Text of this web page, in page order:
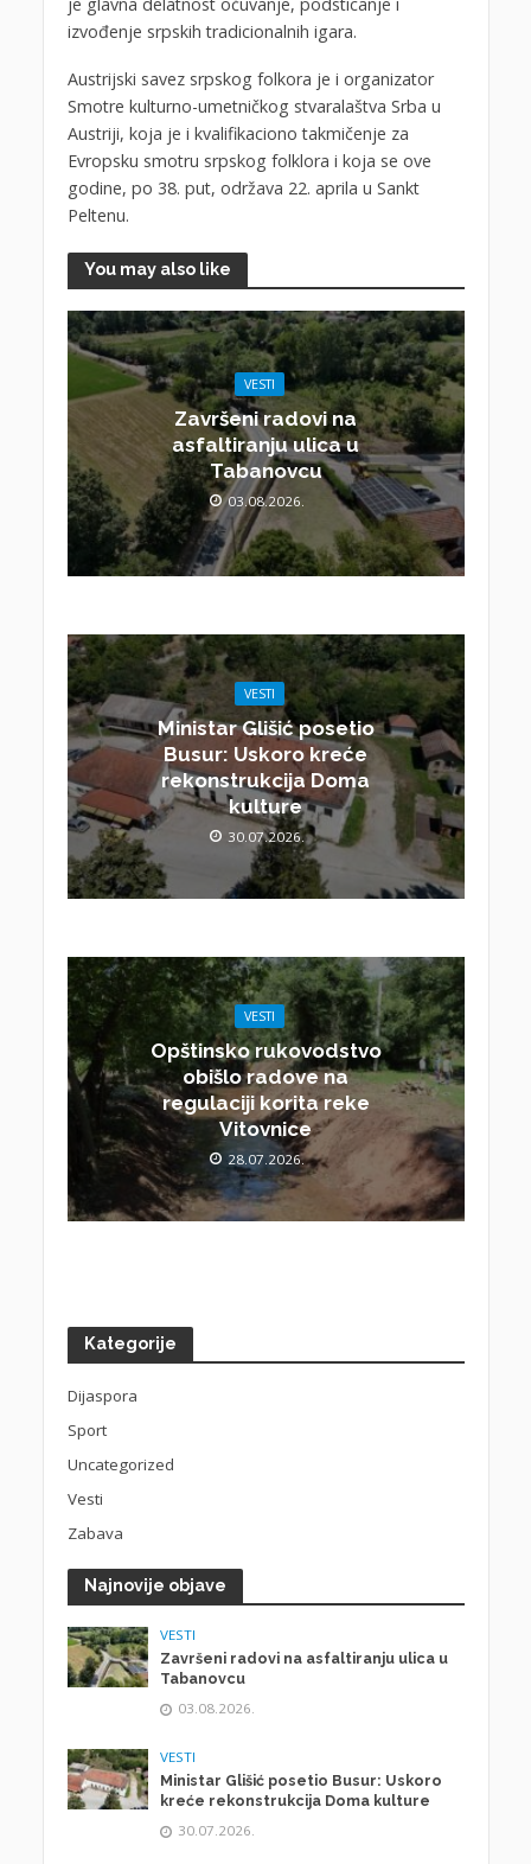
izvođenje srpskih tradicionalnih igara.
Austrijski savez srpskog folkora je i organizator
Smotre kulturno-umetničkog stvaralaštva Srba u
Austriji, koja je i kvalifikaciono takmičenje za
Evropsku smotru srpskog folklora i koja se ove
godine, po 38. put, održava 22. aprila u Sankt
Peltenu.
You may also like
VESTI
Završeni radovi na
asfaltiranju ulica u
Tabanovcu
03.08.2026.
VESTI
Ministar Glišić posetio
Busur: Uskoro kreće
rekonstrukcija Doma
kulture
30.07.2026.
VESTI
Opštinsko rukovodstvo
obišlo radove na
regulaciji korita reke
Vitovnice
28.07.2026.
Kategorije
Dijaspora
Sport
Uncategorized
Vesti
Zabava
Najnovije objave
VESTI
Završeni radovi na asfaltiranju ulica u
Tabanovcu
03.08.2026.
VESTI
Ministar Glišić posetio Busur: Uskoro
kreće rekonstrukcija Doma kulture
30.07.2026.